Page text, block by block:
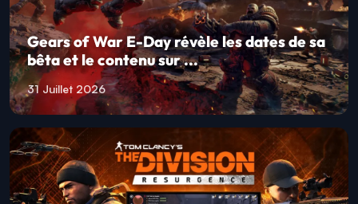
Gears of War E-Day révèle les dates de sa
bêta et le contenu sur ...
31 Juillet 2026